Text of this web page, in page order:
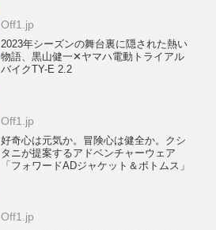
Off1.jp
2023年シーズンの舞台裏に隠された熱い
物語、黒山健一✕ヤマハ電動トライアル
バイクTY-E 2.2
Off1.jp
好奇心は元気か。冒険心は健全か。クシ
タニが提案するアドベンチャーウェア
「フォワードADジャケット＆ボトムス」
Off1.jp